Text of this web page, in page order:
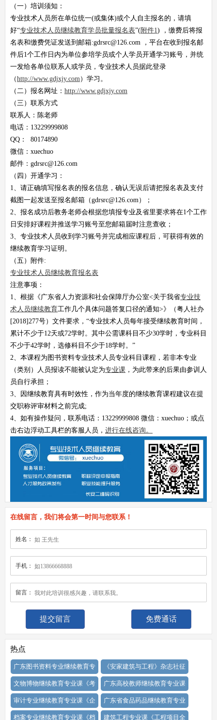
（一）培训须知：
专业技术人员所在单位统一(或集体)或个人自主报名的，请填
好“专业技术人员继续教育学员批量报名表”(附件1 ) ，缴费后将报
名表和缴费凭证发送到邮箱:gdrsrc@126.com ，平台在收到报名邮
件后1个工作日内为单位参培学员或个人学员开通学习账号，并统
一发给各单位联系人或学员，专业技术人员据此登录
（http://www.gdjxjy.com ）学习。
（二）报名网址： http://www.gdjxjy.com
（三）联系方式
联系人：陈老师
电话：13229999808
QQ： 80174890
微信：xuechuo
邮件：gdrsrc@126.com
（四）开通学习：
1、请正确填写报名表的报名信息，确认无误后请把报名表及支付
截图一起发送至报名邮箱（gdrsrc@126.com）；
2、报名成功后教务老师会根据您填报专业及省里要求将在1个工作
日安排好课程并推送学习账号至您邮箱届时注意查收；
3、专业技术人员收到学习账号并完成相应课程后，可获得有效的
继续教育学习证明。
（五）附件:
专业技术人员继续教育报名表
注意事项：
1、根据《广东省人力资源和社会保障厅办公室<关于我省专业技
术人员继续教育工作几个具体问题答复口径的通知>》（粤人社办
[2018]277号）文件要求，“专业技术人员每年接受继续教育时间，
累计不少于12天或72学时。其中公需课科目不少30学时，专业科目
不少于42学时，选修科目不少于18学时。”
2、本课程为图书资料专业技术人员专业科目课程，若非本专业
（类别）人员报读不能被认定为专业课 ，为此带来的后果由参训人
员自行承担；
3、因继续教育具有时效性，作为当年度的继续教育课程建议在提
交职称评审材料之前完成;
4、如有操作疑问，联系电话：13229999808 微信：xuechuo；或点
击右边浮动工具栏的客服人员， 进行在线咨询。
在线留言，我们将会第一时间与您联系！
姓名：
手机：
留言：
免费通话
热点
广东图书资料专业继续教育专 《安家建筑与工程》杂志社征
文物博物继续教育专业课《考 广东高校教师继续教育专业课
审计专业继续教育专业课《企 广东省食品药品继续教育专业
档案专业继续教育专业课《档 建筑工程专业课《工程项目全